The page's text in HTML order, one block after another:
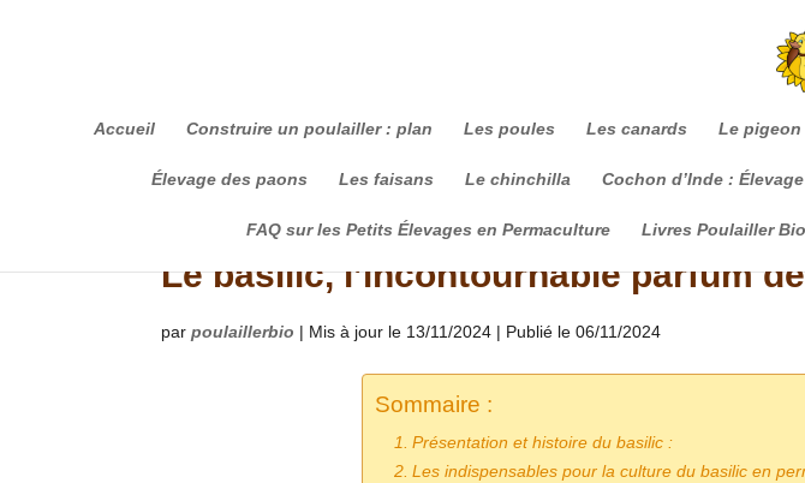
Accueil Construire un poulailler : plan Les poules Les canards Le pigeon
Élevage des paons Les faisans Le chinchilla Cochon d’Inde : Élevage
FAQ sur les Petits Élevages en Permaculture Livres Poulailler
Le basilic, l’incontournable parfum
parpoulaillerbio | Mis à jour le 13/11/2024 | Publié le 06/11/2024
Sommaire :
Présentation et histoire du basilic :
Les indispensables pour la culture du basilic en